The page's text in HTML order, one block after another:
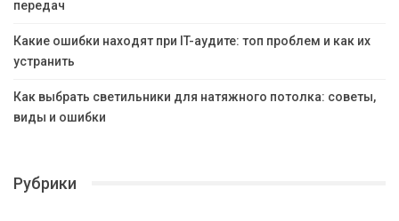
передач
Какие ошибки находят при IT-аудите: топ проблем и как их
устранить
Как выбрать светильники для натяжного потолка: советы,
виды и ошибки
Рубрики